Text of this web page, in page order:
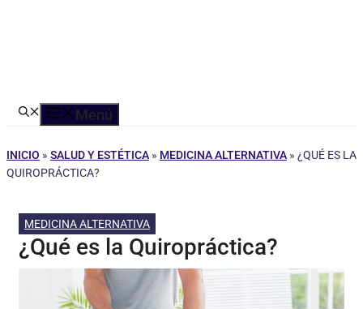
Menú
INICIO » SALUD Y ESTÉTICA » MEDICINA ALTERNATIVA » ¿QUÉ ES LA
QUIROPRÁCTICA?
MEDICINA ALTERNATIVA
¿Qué es la Quiropráctica?